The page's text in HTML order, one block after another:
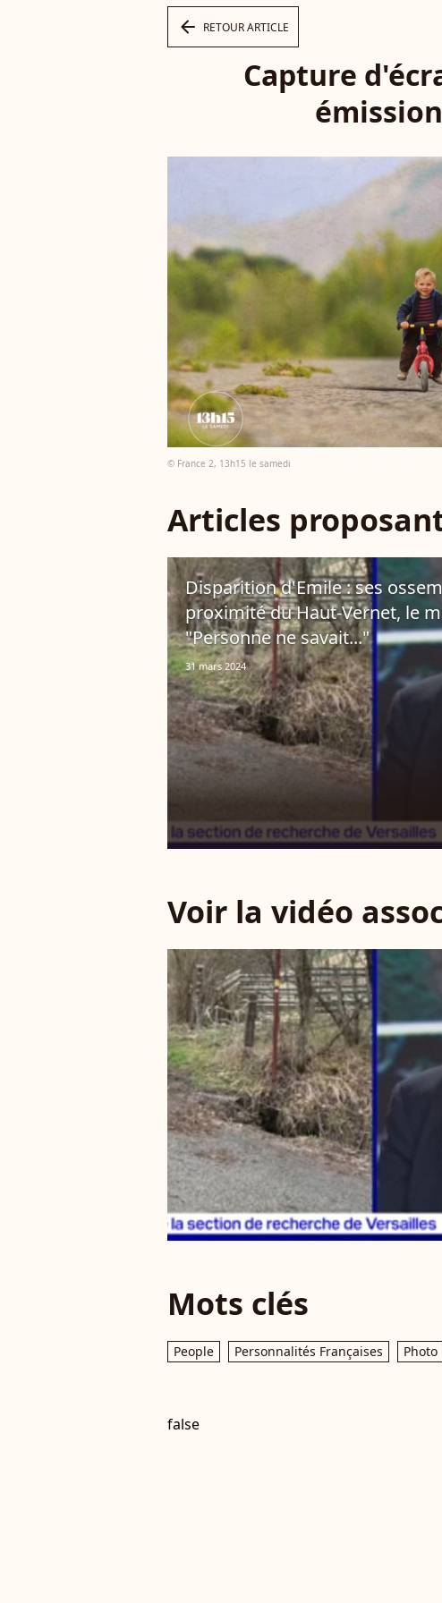
arrow_left RETOUR ARTICLE
Capture
© France 2, 13h15 le samedi
Articles
Disparition d'Emile : ses
proximité du Haut-Vernet, le
"Personne ne savait..."
31 mars 2024
Voir la vidéo
Mots clés
People Personnalités Françaises Photo
false